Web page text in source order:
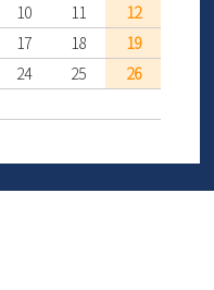
10 11
12
17 18
19
24 25
26